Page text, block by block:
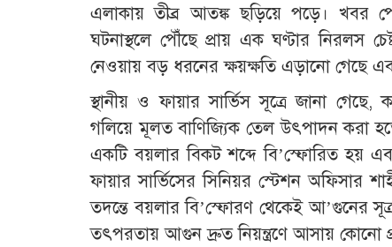
এলাকায় তীব্র আতঙ্ক ছড়িয়ে পড়ে। খবর
ঘটনাস্থলে পৌঁছে প্রায় এক ঘণ্টার নিরলস
নেওয়ায় বড় ধরনের ক্ষয়ক্ষতি এড়ানো গেছে
​স্থানীয় ও ফায়ার সার্ভিস সূত্রে জানা গেছে,
গলিয়ে মূলত বাণিজ্যিক তেল উৎপাদন করা
একটি বয়লার বিকট শব্দে বি’স্ফোরিত হয়
ফায়ার সার্ভিসের সিনিয়র স্টেশন অফিসার
তদন্তে বয়লার বি’স্ফোরণ থেকেই আ’গুনের
তৎপরতায় আগুন দ্রুত নিয়ন্ত্রণে আসায় কোনো